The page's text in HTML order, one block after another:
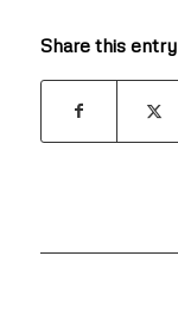
Share this entry